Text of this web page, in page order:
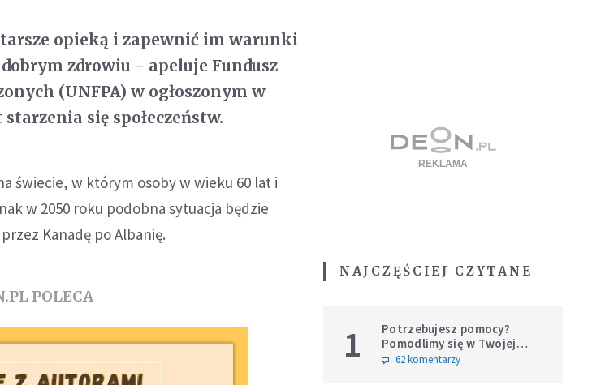
opieką i zapewnić im warunki
zdrowiu - apeluje Fundusz
(UNFPA) w ogłoszonym w
się społeczeństw.
świecie, w którym osoby w wieku 60 lat i
w 2050 roku podobna sytuacja będzie
Kanadę po Albanię.
POLECA
NAJCZĘŚCIEJ CZYTANE
1
Potrzebujesz pomocy?
Pomodlimy się w Twojej
intencji
62 komentarzy